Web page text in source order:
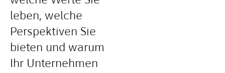
leben, welche
Perspektiven Sie
bieten und warum
Ihr Unternehmen